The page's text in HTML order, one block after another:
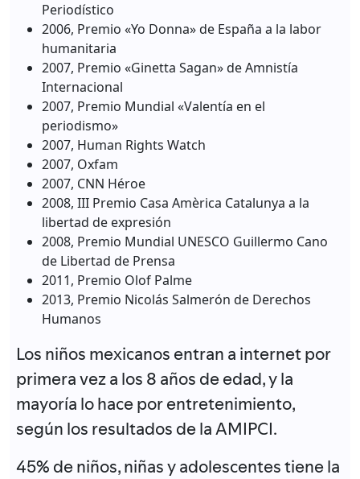
Periodístico
2006, Premio «Yo Donna» de España a la labor
humanitaria
2007, Premio «Ginetta Sagan» de Amnistía
Internacional
2007, Premio Mundial «Valentía en el
periodismo»
2007, Human Rights Watch
2007, Oxfam
2007, CNN Héroe
2008, III Premio Casa Amèrica Catalunya a la
libertad de expresión
2008, Premio Mundial UNESCO Guillermo Cano
de Libertad de Prensa
2011, Premio Olof Palme
2013, Premio Nicolás Salmerón de Derechos
Humanos
Los niños mexicanos entran a internet por
primera vez a los 8 años de edad, y la
mayoría lo hace por entretenimiento,
según los resultados de la AMIPCI.
45% de niños, niñas y adolescentes tiene la